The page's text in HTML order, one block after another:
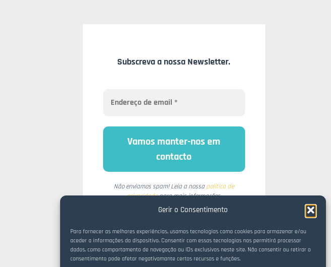
Gerir o Consentimento
Para fornecer as melhores experiências, usamos tecnologias como cookies para armazenar e/ou
aceder a informações do dispositivo. Consentir com essas tecnologias nos permitirá processar
dados, como comportamento de navegação ou IDs exclusivos neste site. Não consentir ou retirar o
consentimento pode afetar negativamante certos recursos e funções.
Subscreva a nossa Newsletter.
Não enviamos spam! Leia a nossa política de
privacidadepara mais informações.